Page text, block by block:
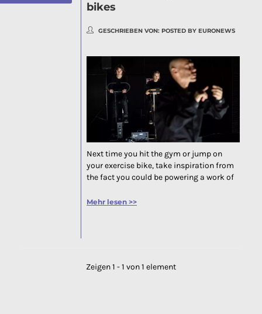
bikes
GESCHRIEBEN VON: POSTED BY EURONEWS
Next time you hit the gym or jump on
your exercise bike, take inspiration from
the fact you could be powering a work of
feeling the fitness benefits, a new tech
Mehr lesen >>
Zeigen 1 - 1 von 1 element